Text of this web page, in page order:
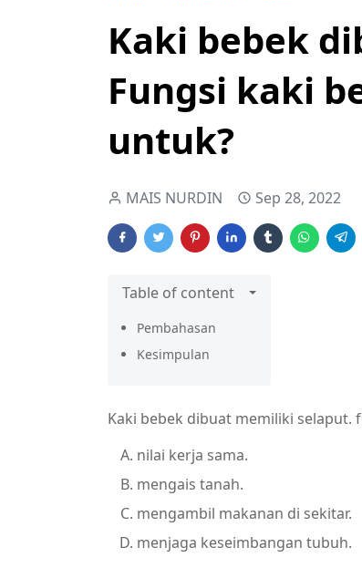
Kaki bebek
Fungsi kaki
untuk?
MAIS NURDIN Sep 28, 2022
Table of content
Pembahasan
Kesimpulan
Kaki bebek dibuat memiliki
nilai kerja sama.
mengais tanah.
mengambil makanan di sekitar.
menjaga keseimbangan tubuh.